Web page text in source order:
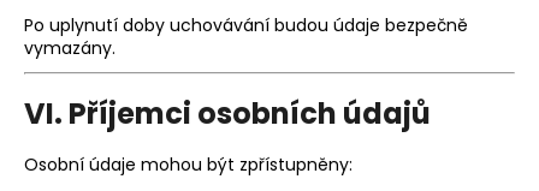
Po uplynutí doby uchovávání budou údaje bezpečně
vymazány.
VI. Příjemci osobních údajů
Osobní údaje mohou být zpřístupněny: